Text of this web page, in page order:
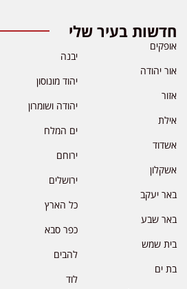
חדשות בעיר שלי
אופקים
אור יהודה
אזור
אילת
אשדוד
אשקלון
באר יעקב
באר שבע
בית שמש
בת ים
יבנה
יהוד מונוסון
יהודה ושומרון
ים המלח
ירוחם
ירושלים
כל הארץ
כפר סבא
להבים
לוד